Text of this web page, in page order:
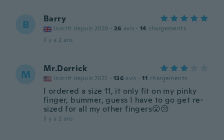
B Barry
Inscrit depuis 2020 · 26 avis · 14 chargements
il y a 2 ans
M Mr.Derrick
Inscrit depuis 2022 · 136 avis · 11 chargements
I ordered a size 11, it only fit on my pinky
finger, bummer, guess I have to go get re-
sized for all my other fingers😮😒
il y a 2 ans